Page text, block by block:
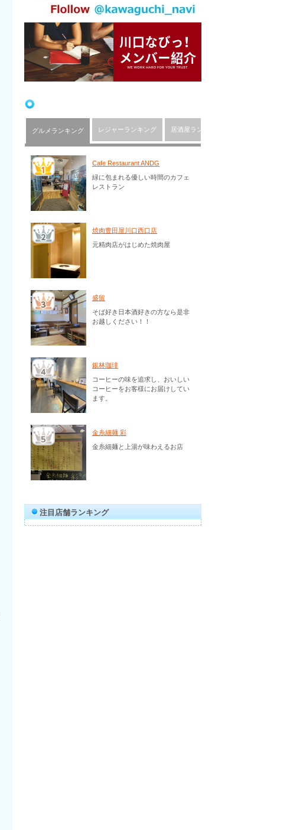
グルメランキング レジャーランキング 居酒屋ランキング
Cafe Restaurant ANDG
緑に包まれる優しい時間のカフェ
レストラン
焼肉豊田屋川口西口店
元精肉店がはじめた焼肉屋
盛留
そば好き日本酒好きの方なら是非
お越しください！！
銀林珈琲
コーヒーの味を追求し、おいしい
コーヒーをお客様にお届けしてい
ます。
金糸細麺 彩
金糸細麺と上湯が味わえるお店
注目店舗ランキング